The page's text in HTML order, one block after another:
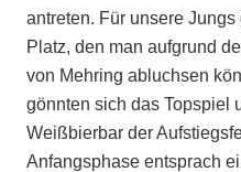
antreten. Für unsere
Platz, den man aufgrund
von Mehring abluchsen
gönnten sich das Topspiel
Weißbierbar der
Anfangsphase entsprach